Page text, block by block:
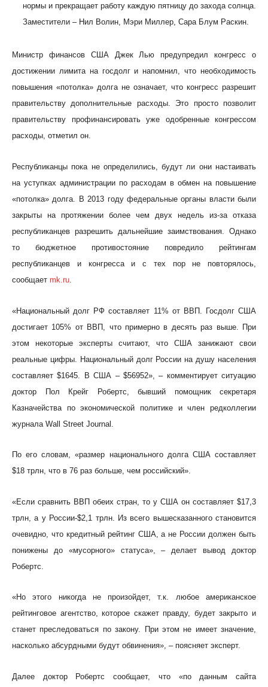
нормы и прекращает работу каждую пятницу до захода солнца.
Заместители – Нил Волин, Мэри Миллер, Сара Блум Раскин.
Министр финансов США Джек Лью предупредил конгресс о
достижении лимита на госдолг и напомнил, что необходимость
повышения «потолка» долга не означает, что конгресс разрешит
правительству дополнительные расходы. Это просто позволит
правительству профинансировать уже одобренные конгрессом
расходы, отметил он.
Республиканцы пока не определились, будут ли они настаивать
на уступках администрации по расходам в обмен на повышение
«потолка» долга. В 2013 году федеральные органы власти были
закрыты на протяжении более чем двух недель из-за отказа
республиканцев разрешить дальнейшие заимствования. Однако
то бюджетное противостояние повредило рейтингам
республиканцев и конгресса и с тех пор не повторялось,
сообщает mk.ru.
«Национальный долг РФ составляет 11% от ВВП. Госдолг США
достигает 105% от ВВП, что примерно в десять раз выше. При
этом некоторые эксперты считают, что США занижают свои
реальные цифры. Национальный долг России на душу населения
составляет $1645. В США – $56952», – комментирует ситуацию
доктор Пол Крейг Робертс, бывший помощник секретаря
Казначейства по экономической политике и член редколлегии
журнала Wall Street Journal.
По его словам, «размер национального долга США составляет
$18 трлн, что в 76 раз больше, чем российский».
«Если сравнить ВВП обеих стран, то у США он составляет $17,3
трлн, а у России-$2,1 трлн. Из всего вышесказанного становится
очевидно, что кредитный рейтинг США, а не России должен быть
понижены до «мусорного» статуса», – делает вывод доктор
Робертс.
«Но этого никогда не произойдет, т.к. любое американское
рейтинговое агентство, которое скажет правду, будет закрыто и
станет преследоваться по закону. При этом не имеет значение,
насколько абсурдными будут обвинения», – поясняет эксперт.
Далее доктор Робертс сообщает, что «по данным сайта